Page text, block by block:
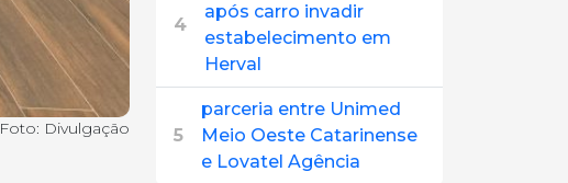
Foto: Divulgação
4
após carro invadir
estabelecimento em
Herval
5
parceria entre Unimed
Meio Oeste Catarinense
e Lovatel Agência